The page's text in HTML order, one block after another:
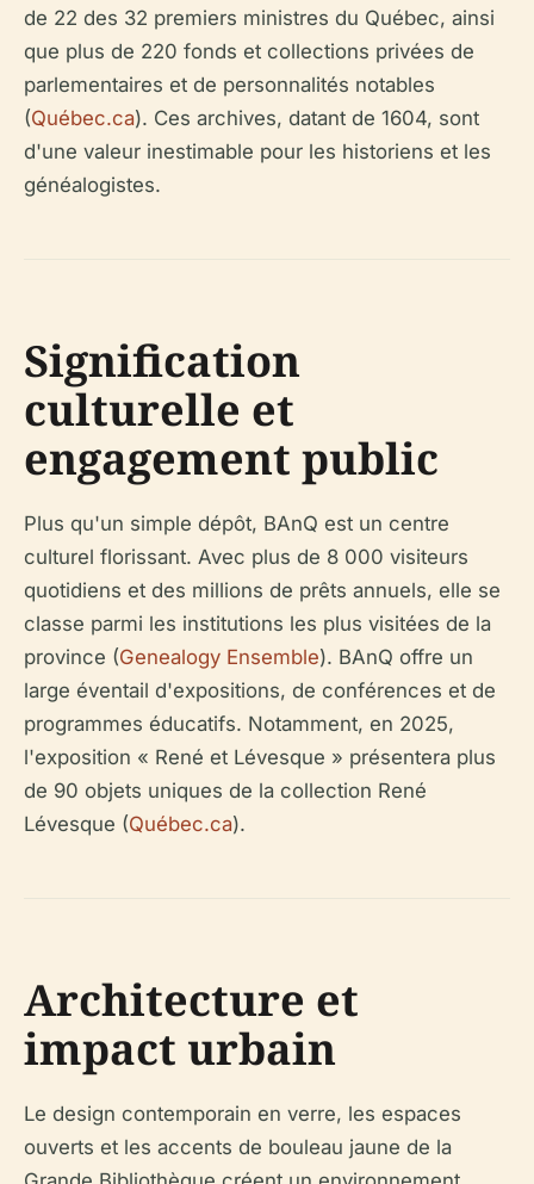
de 22 des 32 premiers ministres du Québec, ainsi
que plus de 220 fonds et collections privées de
parlementaires et de personnalités notables
(Québec.ca). Ces archives, datant de 1604, sont
d'une valeur inestimable pour les historiens et les
généalogistes.
Signification
culturelle et
engagement public
Plus qu'un simple dépôt, BAnQ est un centre
culturel florissant. Avec plus de 8 000 visiteurs
quotidiens et des millions de prêts annuels, elle se
classe parmi les institutions les plus visitées de la
province (Genealogy Ensemble). BAnQ offre un
large éventail d'expositions, de conférences et de
programmes éducatifs. Notamment, en 2025,
l'exposition « René et Lévesque » présentera plus
de 90 objets uniques de la collection René
Lévesque (Québec.ca).
Architecture et
impact urbain
Le design contemporain en verre, les espaces
ouverts et les accents de bouleau jaune de la